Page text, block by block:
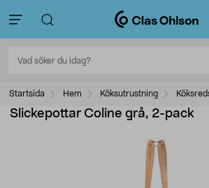
Startsida Hem Köksutrustning
Slickepottar Coline grå, 2-pack